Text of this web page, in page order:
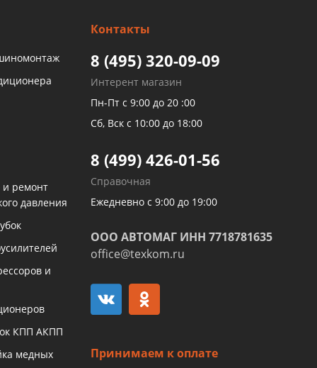
и ремонт
давления
и
КПП АКПП
медных
Контакты
8 (495) 320-09-09
Интерент магазин
Пн-Пт с 9:00 до 20 :00
Сб, Вск с 10:00 до 18:00
8 (499) 426-01-56
Справочная
Ежедневно с 9:00 до 19:00
ООО АВТОМАГ ИНН 7718781635
office@texkom.ru
Принимаем к оплате